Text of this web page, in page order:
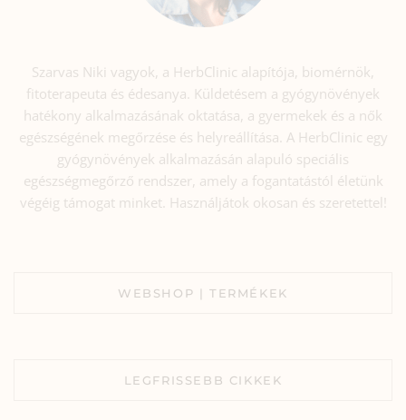
Szarvas Niki vagyok, a HerbClinic alapítója, biomérnök,
fitoterapeuta és édesanya. Küldetésem a gyógynövények
hatékony alkalmazásának oktatása, a gyermekek és a nők
egészségének megőrzése és helyreállítása. A HerbClinic egy
gyógynövények alkalmazásán alapuló speciális
egészségmegőrző rendszer, amely a fogantatástól életünk
végéig támogat minket. Használjátok okosan és szeretettel!
WEBSHOP | TERMÉKEK
LEGFRISSEBB CIKKEK